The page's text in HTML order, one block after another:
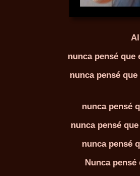
nunca pensé
nunca pensé
nunca pensé
nunca pensé
nunca pensé
Nunca